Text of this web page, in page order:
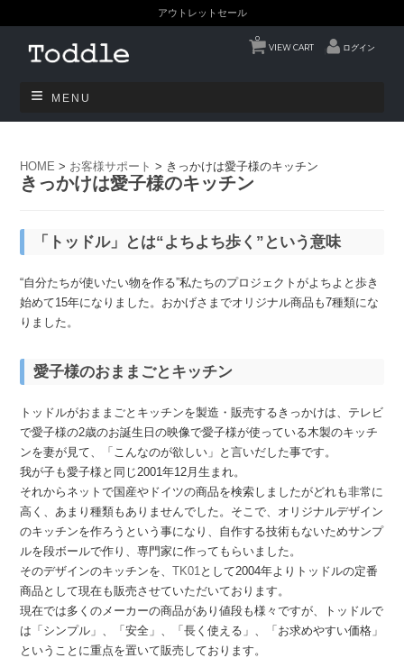
アウトレットセール
VIEW CART
0
ログイン
MENU
HOME > お客様サポート > きっかけは愛子様のキッチン
きっかけは愛子様のキッチン
「トッドル」とは“よちよち歩く”という意味
“自分たちが使いたい物を作る”私たちのプロジェクトがよちよと歩き
始めて15年になりました。おかげさまでオリジナル商品も7種類にな
りました。
愛子様のおままごとキッチン
トッドルがおままごとキッチンを製造・販売するきっかけは、テレビ
で愛子様の2歳のお誕生日の映像で愛子様が使っている木製のキッチ
ンを妻が見て、「こんなのが欲しい」と言いだした事です。
我が子も愛子様と同じ2001年12月生まれ。
それからネットで国産やドイツの商品を検索しましたがどれも非常に
高く、あまり種類もありませんでした。そこで、オリジナルデザイン
のキッチンを作ろうという事になり、自作する技術もないためサンプ
ルを段ボールで作り、専門家に作ってもらいました。
そのデザインのキッチンを、TK01 として2004年よりトッドルの定番
商品として現在も販売させていただいております。
現在では多くのメーカーの商品があり値段も様々ですが、トッドルで
は「シンプル」、「安全」、「長く使える」、「お求めやすい価格」
ということに重点を置いて販売しております。